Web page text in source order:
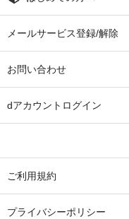
メールサービス登録/解除
お問い合わせ
dアカウントログイン
ご利用規約
プライバシーポリシー